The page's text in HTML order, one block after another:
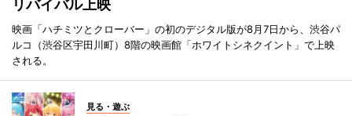
リバイバル上映
映画「ハチミツとクローバー」の初のデジタル版が8月7日から、渋谷パ
ルコ（渋谷区宇田川町）8階の映画館「ホワイトシネクイント」で上映
される。
見る・遊ぶ